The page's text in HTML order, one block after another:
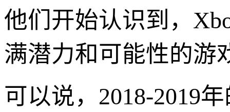
他们开始认识到，
满潜力和可能性的游
可以说，2018-2019